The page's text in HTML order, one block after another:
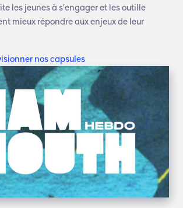
les jeunes à s’engager et les outille
mieux répondre aux enjeux de leur
nos capsules